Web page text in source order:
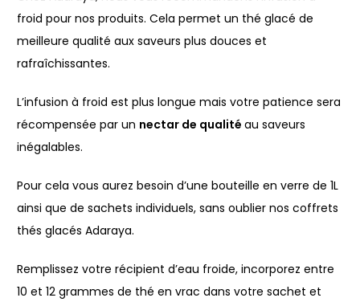
froid pour nos produits. Cela permet un thé glacé de
meilleure qualité aux saveurs plus douces et
rafraîchissantes.
L’infusion à froid est plus longue mais votre patience sera
récompensée par un nectar de qualitéau saveurs
inégalables.
Pour cela vous aurez besoin d’une bouteille en verre de 1L
ainsi que de sachets individuels, sans oublier nos coffrets
thés glacés Adaraya.
Remplissez votre récipient d’eau froide, incorporez entre
10 et 12 grammes de thé en vrac dans votre sachet et